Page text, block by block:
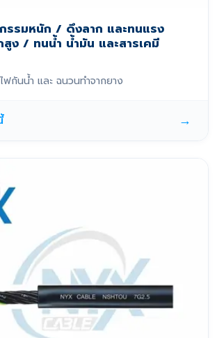
รรมหนัก / ดึงลาก และทนแรง
สูง / ทนน้ำ น้ำมัน และสารเคมี
กันน้ำ และ ฉนวนทำจากยาง
→